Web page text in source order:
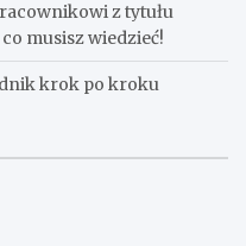
z tytułu
musisz wiedzieć!
krok po kroku